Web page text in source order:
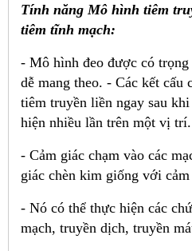
Tính năng Mô hình tiêm
tiêm tĩnh mạch:
- Mô hình đeo được có
dễ mang theo. - Các kết
tiêm truyền liền ngay sau
hiện nhiều lần trên một vị trí.
- Cảm giác chạm vào các
giác chèn kim giống với
- Nó có thể thực hiện các
mạch, truyền dịch, truyền